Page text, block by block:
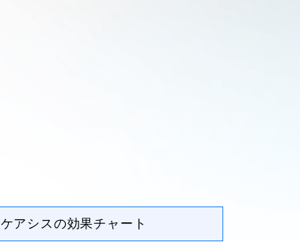
ケアシスの効果チャート